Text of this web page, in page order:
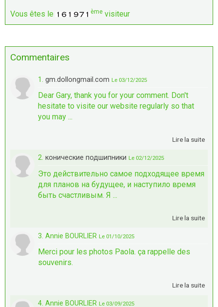
Vous êtes le ème visiteur
Commentaires
1. gm.dollongmail.com Le 03/12/2025
Dear Gary, thank you for your comment. Don't
hesitate to visite our website regularly so that
you may ...
Lire la suite
2. конические подшипники Le 02/12/2025
Это действительно самое подходящее время
для планов на будущее, и наступило время
быть счастливым. Я ...
Lire la suite
3. Annie BOURLIER Le 01/10/2025
Merci pour les photos Paola. ça rappelle des
souvenirs.
Lire la suite
4. Annie BOURLIER Le 03/09/2025